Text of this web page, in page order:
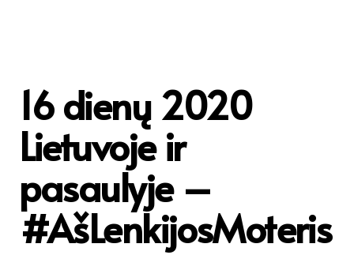
16 dienų 2020
Lietuvoje ir
pasaulyje –
#AšLenkijosMoteris